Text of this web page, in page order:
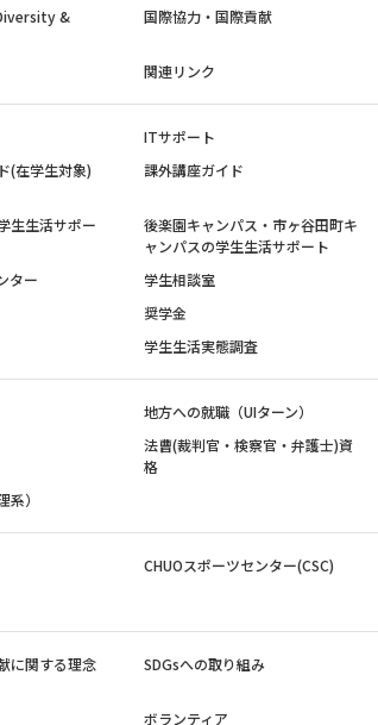
&
国際協力・国際貢献
関連リンク
ITサポート
(在学生対象)
課外講座ガイド
生生活サポー
後楽園キャンパス・市ヶ谷田町キ
ャンパスの学生生活サポート
ター 学生相談室
奨学金
学生生活実態調査
地方への就職（UIターン）
法曹(裁判官・検察官・弁護士)資
格
）
CHUOスポーツセンター(CSC)
に関する理念 SDGsへの取り組み
ボランティア